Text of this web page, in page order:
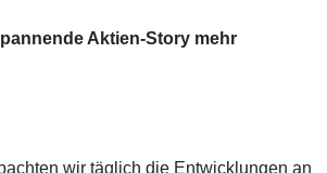
Aktien-Story mehr
wir täglich die Entwicklungen an